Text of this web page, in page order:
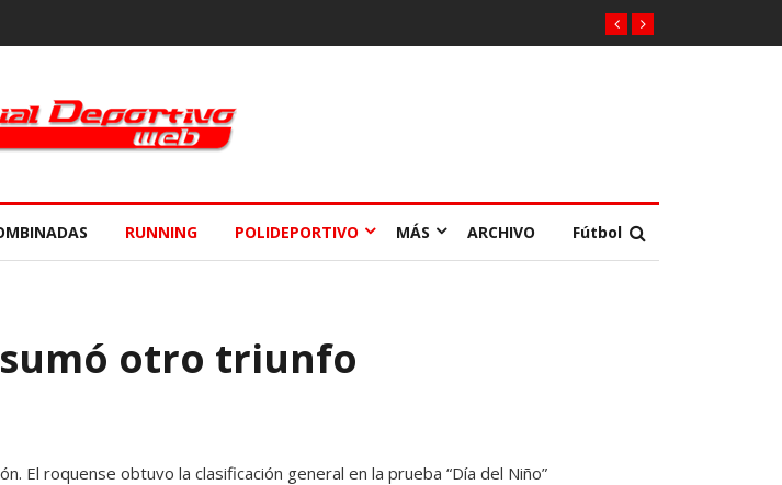
RUNNING POLIDEPORTIVO MÁS ARCHIVO Fútbol
otro triunfo
El roquense obtuvo la clasificación general en la prueba “Día del Niño”